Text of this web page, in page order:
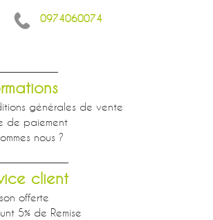
0974060074
générales de vente
de paiement
nous ?
client
offerte
5% de Remise